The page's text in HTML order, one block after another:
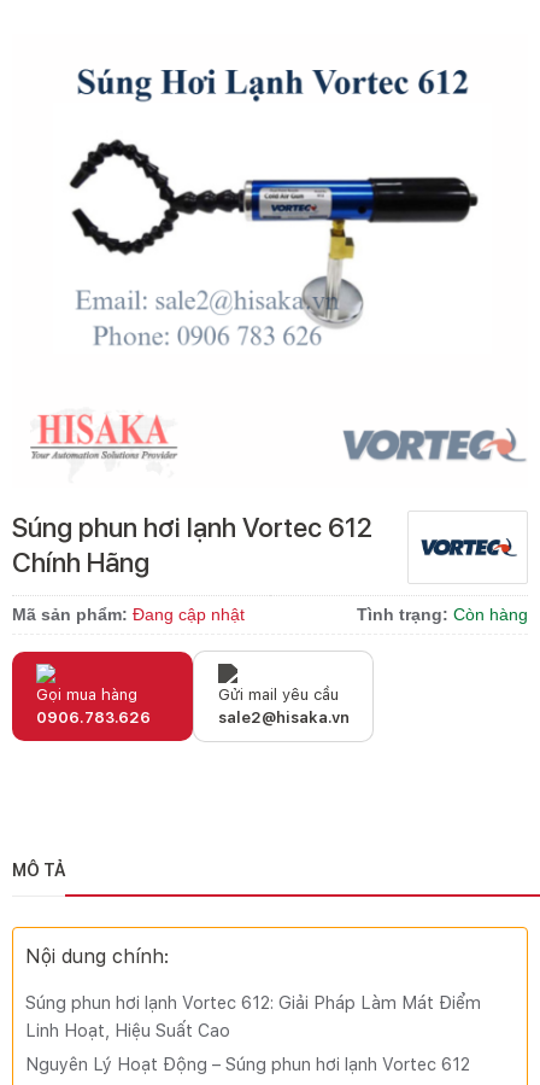
Súng phun hơi lạnh Vortec 612
Chính Hãng
Mã sản phẩm: Đang cập nhật Tình trạng: Còn hàng
Gọi mua hàng
0906.783.626
Gửi mail yêu cầu
sale2@hisaka.vn
MÔ TẢ
Nội dung chính:
Súng phun hơi lạnh Vortec 612: Giải Pháp Làm Mát Điểm
Linh Hoạt, Hiệu Suất Cao
Nguyên Lý Hoạt Động – Súng phun hơi lạnh Vortec 612